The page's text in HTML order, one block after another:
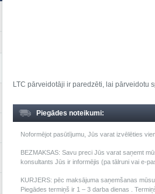
LTC pārveidotāji ir paredzēti, lai pārveidotu
Piegādes noteikumi:
Noformējot pasūtījumu, Jūs varat izvēlēties
BEZMAKSAS: Savu preci Jūs varat saņemt
konsultants Jūs ir informējis (pa tālruni vai e-
KURJERS: pēc maksājuma saņemšanas
Piegādes termiņš ir 1 – 3 darba dienas .